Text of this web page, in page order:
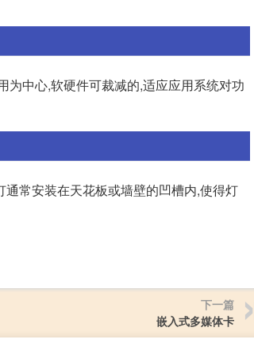
为中心,软硬件可裁减的,适应应用系统对功
常安装在天花板或墙壁的凹槽内,使得灯
下一篇
嵌入式多媒体卡